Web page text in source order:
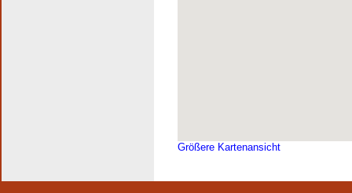
Größere Kartenansicht